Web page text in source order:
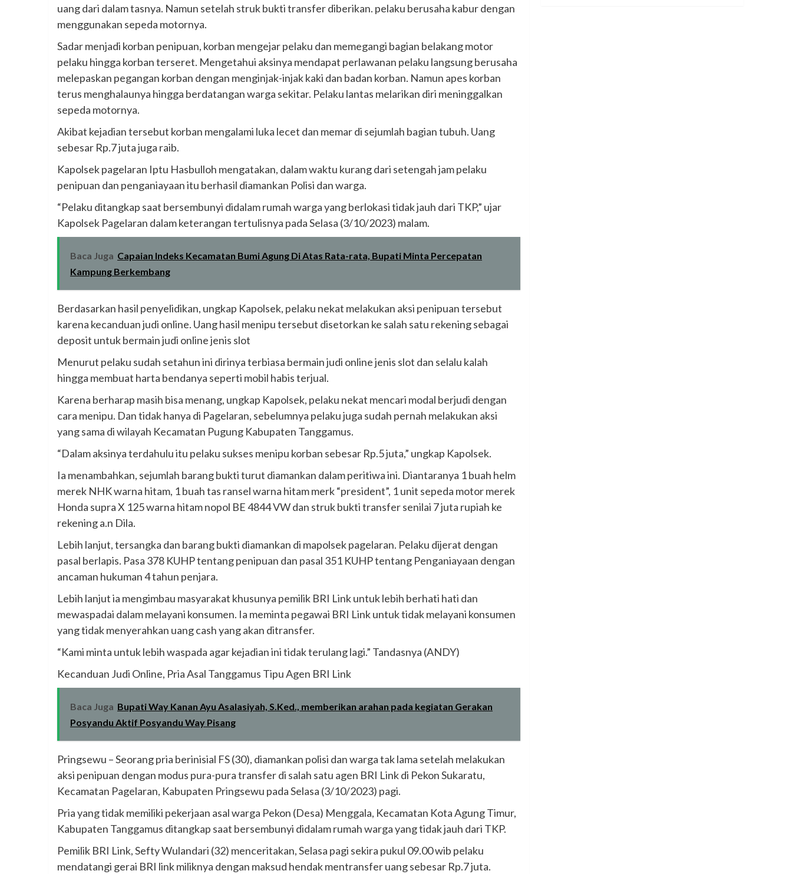
uang dari dalam tasnya. Namun setelah struk bukti transfer diberikan. pelaku berusaha kabur dengan
menggunakan sepeda motornya.
Sadar menjadi korban penipuan, korban mengejar pelaku dan memegangi bagian belakang motor
pelaku hingga korban terseret. Mengetahui aksinya mendapat perlawanan pelaku langsung berusaha
melepaskan pegangan korban dengan menginjak-injak kaki dan badan korban. Namun apes korban
terus menghalaunya hingga berdatangan warga sekitar. Pelaku lantas melarikan diri meninggalkan
sepeda motornya.
Akibat kejadian tersebut korban mengalami luka lecet dan memar di sejumlah bagian tubuh. Uang
sebesar Rp.7 juta juga raib.
Kapolsek pagelaran Iptu Hasbulloh mengatakan, dalam waktu kurang dari setengah jam pelaku
penipuan dan penganiayaan itu berhasil diamankan Polisi dan warga.
“Pelaku ditangkap saat bersembunyi didalam rumah warga yang berlokasi tidak jauh dari TKP,” ujar
Kapolsek Pagelaran dalam keterangan tertulisnya pada Selasa (3/10/2023) malam.
Baca Juga Capaian Indeks Kecamatan Bumi Agung Di Atas Rata-rata, Bupati Minta Percepatan
Kampung Berkembang
Berdasarkan hasil penyelidikan, ungkap Kapolsek, pelaku nekat melakukan aksi penipuan tersebut
karena kecanduan judi online. Uang hasil menipu tersebut disetorkan ke salah satu rekening sebagai
deposit untuk bermain judi online jenis slot
Menurut pelaku sudah setahun ini dirinya terbiasa bermain judi online jenis slot dan selalu kalah
hingga membuat harta bendanya seperti mobil habis terjual.
Karena berharap masih bisa menang, ungkap Kapolsek, pelaku nekat mencari modal berjudi dengan
cara menipu. Dan tidak hanya di Pagelaran, sebelumnya pelaku juga sudah pernah melakukan aksi
yang sama di wilayah Kecamatan Pugung Kabupaten Tanggamus.
“Dalam aksinya terdahulu itu pelaku sukses menipu korban sebesar Rp.5 juta,” ungkap Kapolsek.
Ia menambahkan, sejumlah barang bukti turut diamankan dalam peritiwa ini. Diantaranya 1 buah helm
merek NHK warna hitam, 1 buah tas ransel warna hitam merk “president”, 1 unit sepeda motor merek
Honda supra X 125 warna hitam nopol BE 4844 VW dan struk bukti transfer senilai 7 juta rupiah ke
rekening a.n Dila.
Lebih lanjut, tersangka dan barang bukti diamankan di mapolsek pagelaran. Pelaku dijerat dengan
pasal berlapis. Pasa 378 KUHP tentang penipuan dan pasal 351 KUHP tentang Penganiayaan dengan
ancaman hukuman 4 tahun penjara.
Lebih lanjut ia mengimbau masyarakat khusunya pemilik BRI Link untuk lebih berhati hati dan
mewaspadai dalam melayani konsumen. Ia meminta pegawai BRI Link untuk tidak melayani konsumen
yang tidak menyerahkan uang cash yang akan ditransfer.
“Kami minta untuk lebih waspada agar kejadian ini tidak terulang lagi.” Tandasnya (ANDY)
Kecanduan Judi Online, Pria Asal Tanggamus Tipu Agen BRI Link
Baca Juga Bupati Way Kanan Ayu Asalasiyah, S.Ked., memberikan arahan pada kegiatan Gerakan
Posyandu Aktif Posyandu Way Pisang
Pringsewu – Seorang pria berinisial FS (30), diamankan polisi dan warga tak lama setelah melakukan
aksi penipuan dengan modus pura-pura transfer di salah satu agen BRI Link di Pekon Sukaratu,
Kecamatan Pagelaran, Kabupaten Pringsewu pada Selasa (3/10/2023) pagi.
Pria yang tidak memiliki pekerjaan asal warga Pekon (Desa) Menggala, Kecamatan Kota Agung Timur,
Kabupaten Tanggamus ditangkap saat bersembunyi didalam rumah warga yang tidak jauh dari TKP.
Pemilik BRI Link, Sefty Wulandari (32) menceritakan, Selasa pagi sekira pukul 09.00 wib pelaku
mendatangi gerai BRI link miliknya dengan maksud hendak mentransfer uang sebesar Rp.7 juta.